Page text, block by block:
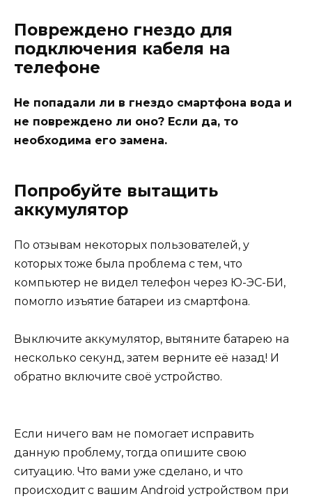
Повреждено гнездо для
подключения кабеля на
телефоне
Не попадали ли в гнездо смартфона вода и
не повреждено ли оно? Если да, то
необходима его замена.
Попробуйте вытащить
аккумулятор
По отзывам некоторых пользователей, у
которых тоже была проблема с тем, что
компьютер не видел телефон через Ю-ЭС-БИ,
помогло изъятие батареи из смартфона.
Выключите аккумулятор, вытяните батарею на
несколько секунд, затем верните её назад! И
обратно включите своё устройство.
Если ничего вам не помогает исправить
данную проблему, тогда опишите свою
ситуацию. Что вами уже сделано, и что
происходит с вашим Android устройством при